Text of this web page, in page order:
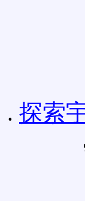
. 探索